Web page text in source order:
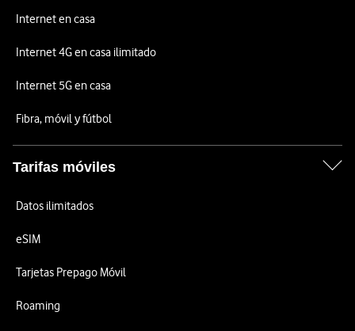
Internet en casa
Internet 4G en casa ilimitado
Internet 5G en casa
Fibra, móvil y fútbol
Tarifas móviles
Datos ilimitados
eSIM
Tarjetas Prepago Móvil
Roaming